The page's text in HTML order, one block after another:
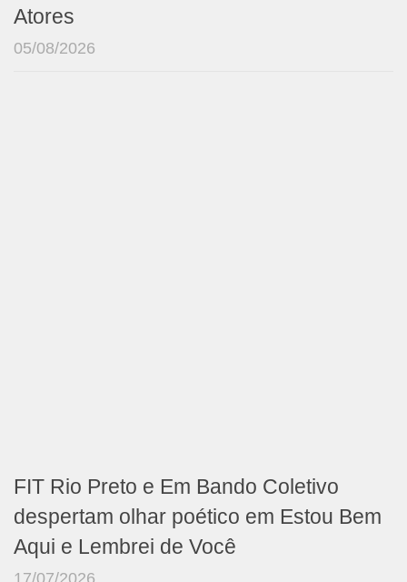
Atores
05/08/2026
FIT Rio Preto e Em Bando Coletivo
despertam olhar poético em Estou Bem
Aqui e Lembrei de Você
17/07/2026